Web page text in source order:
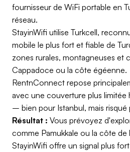
fournisseur de WiFi portable en
réseau.
StayinWifi utilise Turkcell,
mobile le plus fort et fiable de
zones rurales, montagneuses et
Cappadoce ou la côte égéenne.
RentnConnect repose
avec une couverture plus limitée
– bien pour Istanbul, mais risqué
Résultat : Vous prévoyez
comme Pamukkale ou la côte de
StayinWifi offre un signal plus